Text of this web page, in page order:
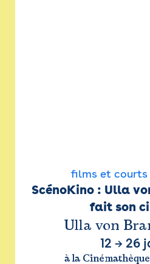
films et
ScénoKino : Ulla
fait son
Ulla von
12 → 26
à la